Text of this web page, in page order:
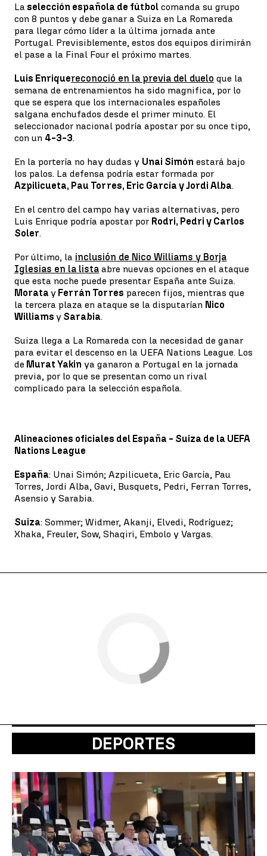
La selección española de fútbol comanda su grupo
con 8 puntos y debe ganar a Suiza en La Romareda
para llegar cómo líder a la última jornada ante
Portugal. Previsiblemente, estos dos equipos dirimirán
el pase a la Final Four el próximo martes.
Luis Enriquereconoció en la previa del duelo que la
semana de entrenamientos ha sido magnifica, por lo
que se espera que los internacionales españoles
salgana enchufados desde el primer minuto. El
seleccionador nacional podría apostar por su once tipo,
con un 4-3-3.
En la portería no hay dudas y Unai Simón estará bajo
los palos. La defensa podría estar formada por
Azpilicueta, Pau Torres, Eric García y Jordi Alba.
En el centro del campo hay varias alternativas, pero
Luis Enrique podría apostar por Rodri, Pedri y Carlos
Soler.
Por último, la inclusión de Nico Williams y Borja
Iglesias en la lista abre nuevas opciones en el ataque
que esta noche puede presentar España ante Suiza.
Morata y Ferrán Torres parecen fijos, mientras que
la tercera plaza en ataque se la disputarían Nico
Williams y Sarabia.
Suiza llega a La Romareda con la necesidad de ganar
para evitar el descenso en la UEFA Nations League. Los
de Murat Yakin ya ganaron a Portugal en la jornada
previa, por lo que se presentan como un rival
complicado para la selección española.
Alineaciones oficiales del España - Suiza de la UEFA
Nations League
España: Unai Simón; Azpilicueta, Eric García, Pau
Torres, Jordi Alba, Gavi, Busquets, Pedri, Ferran Torres,
Asensio y Sarabia.
Suiza: Sommer; Widmer, Akanji, Elvedi, Rodríguez;
Xhaka, Freuler, Sow, Shaqiri, Embolo y Vargas.
DEPORTES